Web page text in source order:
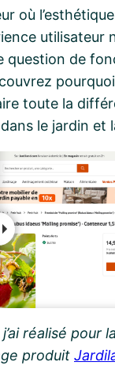
où
utilisateur
question de
toute la
le jardin et
réalisé pour
produit